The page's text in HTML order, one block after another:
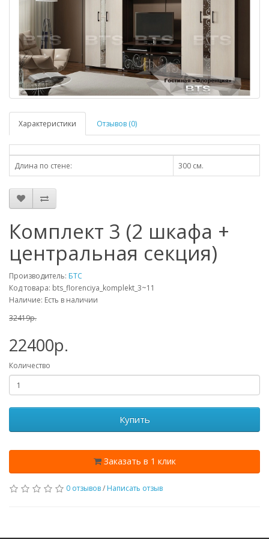
Характеристики Отзывов (0)
Длина по стене: 300 см.
Комплект 3 (2 шкафа +
центральная секция)
Производитель: БТС
Код товара: bts_florenciya_komplekt_3~11
Наличие: Есть в наличии
32419p.
22400p.
Количество
Купить
Заказать в 1 клик
0 отзывов/ Написать отзыв